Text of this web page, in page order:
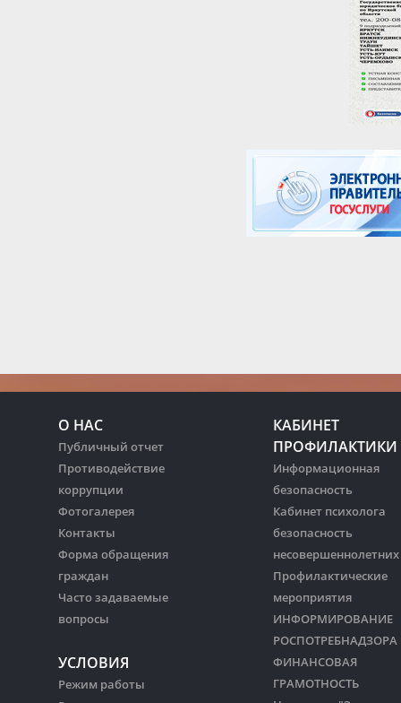
О НАС
Публичный отчет
Противодействие
коррупции
Фотогалерея
Контакты
Форма обращения
граждан
Часто задаваемые
вопросы
УСЛОВИЯ
Режим работы
КАБИНЕТ
ПРОФИЛАКТИКИ
Информационная
безопасность
Кабинет психолога
безопасность
несовершеннолетних
Профилактические
мероприятия
ИНФОРМИРОВАНИЕ
РОСПОТРЕБНАДЗОРА
ФИНАНСОВАЯ
ГРАМОТНОСТЬ